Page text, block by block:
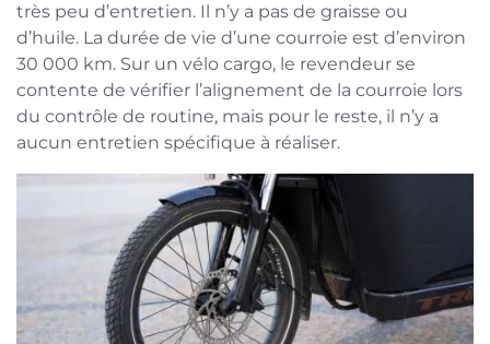
très peu d’entretien. Il n’y a pas de graisse ou
d’huile. La durée de vie d’une courroie est d’environ
30 000 km. Sur un vélo cargo, le revendeur se
contente de vérifier l’alignement de la courroie lors
du contrôle de routine, mais pour le reste, il n’y a
aucun entretien spécifique à réaliser.